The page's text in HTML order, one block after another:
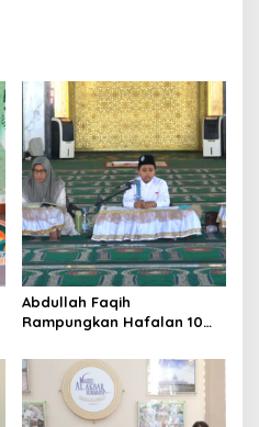
Abdullah Faqih
Rampungkan Hafalan 10
Tahfidz